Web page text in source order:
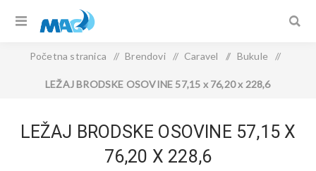
Početna stranica / Brendovi / Caravel / Bukule /
LEŽAJ BRODSKE OSOVINE 57,15 x 76,20 x 228,6
LEŽAJ BRODSKE OSOVINE 57,15 X
76,20 X 228,6